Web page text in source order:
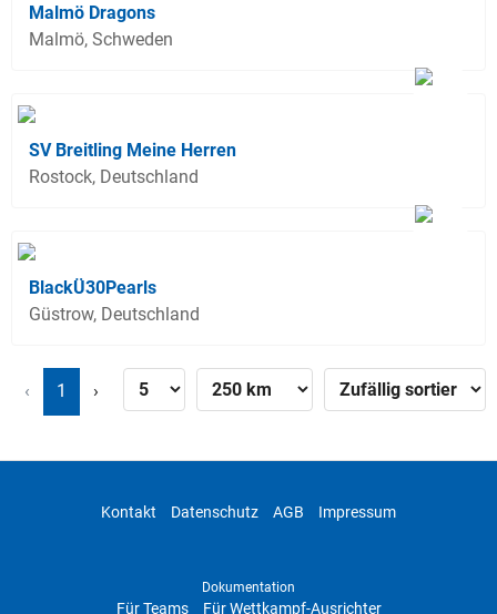
Malmö Dragons
Malmö, Schweden
SV Breitling Meine Herren
Rostock, Deutschland
BlackÜ30Pearls
Güstrow, Deutschland
‹ 1 ›
Kontakt Datenschutz AGB Impressum
Dokumentation
Für Teams Für Wettkampf-Ausrichter